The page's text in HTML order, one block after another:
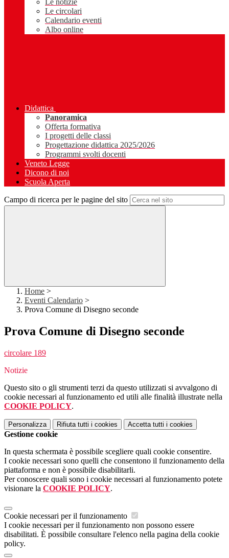
Le notizie
Le circolari
Calendario eventi
Albo online
Didattica
Panoramica
Offerta formativa
I progetti delle classi
Progettazione didattica 2025/2026
Programmi svolti docenti
Veneto Legge
Dicono di noi
Scuola Aperta
Campo di ricerca per le pagine del sito
Home >
Eventi Calendario >
Prova Comune di Disegno seconde
Prova Comune di Disegno seconde
circolare 189
Notizie
Questo sito o gli strumenti terzi da questo utilizzati si avvalgono di
cookie necessari al funzionamento ed utili alle finalità illustrate nella
COOKIE POLICY.
Personalizza Rifiuta tutti i cookies Accetta tutti i cookies
Gestione cookie
In questa schermata è possibile scegliere quali cookie consentire.
I cookie necessari sono quelli che consentono il funzionamento della
piattaforma e non è possibile disabilitarli.
Per conoscere quali sono i cookie necessari al funzionamento potete
visionare la COOKIE POLICY.
Cookie necessari per il funzionamento
I cookie necessari per il funzionamento non possono essere
disabilitati. È possibile consultare l'elenco nella pagina della cookie
policy.